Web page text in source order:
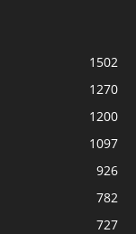
1502
1270
1200
1097
926
782
727